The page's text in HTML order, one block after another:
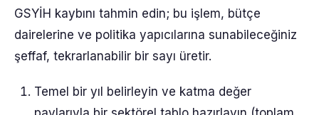
GSYİH kaybını tahmin edin; bu işlem, bütçe
dairelerine ve politika yapıcılarına sunabileceğiniz
şeffaf, tekrarlanabilir bir sayı üretir.
Temel bir yıl belirleyin ve katma değer